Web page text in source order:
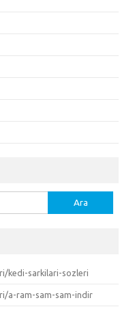
kedi-sarkilari-sozleri
a-ram-sam-sam-indir